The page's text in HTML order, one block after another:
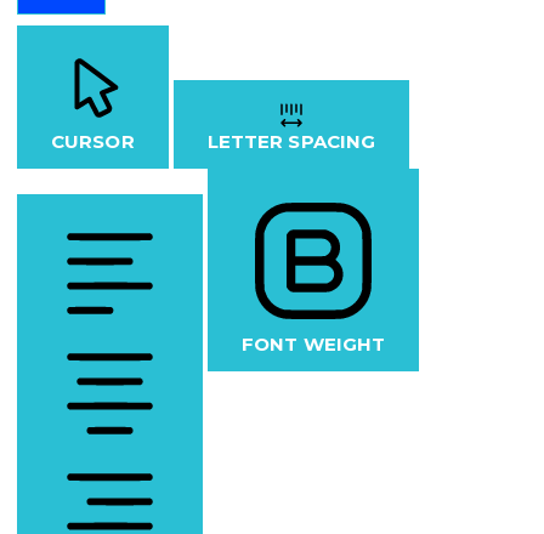
CURSOR LETTER SPACING
FONT WEIGHT